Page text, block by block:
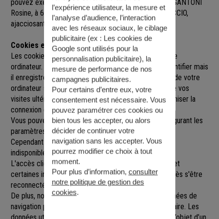
pouvez exercer sur simple demande auprès de MLE SANTONI
Rosine, à 6 RUE DU GENERAL FIORELLA, 20000 AJACCIO,
ajacciosantoni@agence.generali.fr.
Cookies et sessions
Les cookies sont de petits fichiers implantés sur votre
ordinateur. Un cookie ne nous permet pas de vous identifier mais
il enregistre des informations relatives à la navigation de votre
ordinateur sur notre site que nous pourrons lire lors de vos
visites ultérieures afin de faciliter la navigation, d'optimiser la
connexion et de personnaliser l'utilisation du site.
Vous pouvez refuser l'utilisation des cookies en configurant les
paramètres de votre navigateur Internet.
Cependant le fait de refuser les cookies peut rendre
indisponibles toutes ou certaines parties du site.
L'accès client est construit avec un délai de session, et
certaines informations ne seront remises à jour qu'après s'être
reconnecté sur le site.
De plus, nous pouvons être amenés à utiliser vos données de
navigation par le biais de cookies gérés par un partenaire. Les
l’expérience utilisateur, la mesure et
l’analyse d’audience, l’interaction
avec les réseaux sociaux, le ciblage
publicitaire (ex : Les cookies de
Google sont utilisés pour la
personnalisation publicitaire), la
mesure de performance de nos
campagnes publicitaires.
Pour certains d’entre eux, votre
consentement est nécessaire. Vous
pouvez paramétrer ces cookies ou
bien tous les accepter, ou alors
décider de continuer votre
navigation sans les accepter. Vous
pourrez modifier ce choix à tout
moment.
Pour plus d’information, consulter
notre politique de gestion des
cookies.